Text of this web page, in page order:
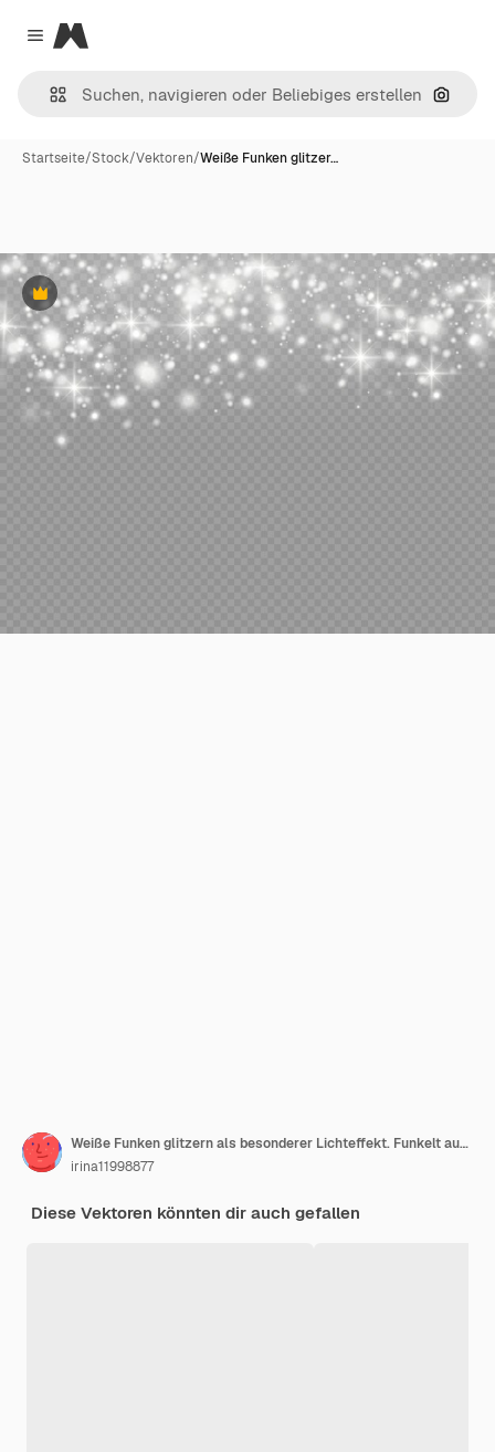
Close menu
Magnific
Nach
Startseite/Stock/Vektoren/Weiße Funken glitzer…
Premium
Weiße Funken glitzern als besonderer Lichteffekt. Funkelt auf transparentem Hintergrund.
irina11998877
Diese Vektoren könnten dir auch gefallen